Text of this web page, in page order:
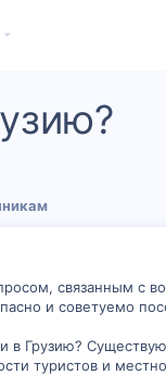
связанным с
и советуемо
в Грузию?
туристов и